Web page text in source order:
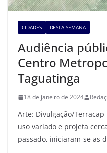
CIDADES DESTA SEMANA
Audiência
Centro
Taguatinga
18 de janeiro de 2024
Arte: Divulgação/Terracap
uso variado e projeta
passado, iniciaram-se as